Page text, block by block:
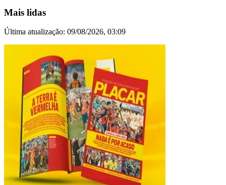
Mais lidas
Última atualização: 09/08/2026, 03:09